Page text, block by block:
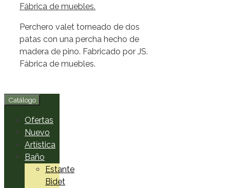
Perchero valet torneado de dos
patas con una percha hecho de
madera de pino. Fabricado por JS.
Fábrica de muebles.
Catálogo
Ofertas
Nuevo
Artística
Baño
Estante
Bidet